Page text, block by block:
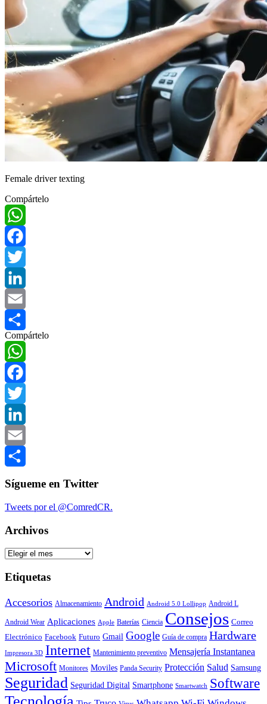
Female driver texting
Compártelo
WhatsApp
Facebook
Twitter
LinkedIn
Email
Compartir
Compártelo
WhatsApp
Facebook
Twitter
LinkedIn
Email
Compartir
Sígueme en Twitter
Tweets por el @ComredCR.
Archivos
Archivos
Etiquetas
Accesorios Almacenamiento Android Android 5.0 Lollipop Android L
Android Wear Aplicaciones Apple Baterías Ciencia Consejos Correo
Electrónico Facebook Futuro Gmail Google Guía de compra Hardware
Impresora 3D Internet Mantenimiento preventivo Mensajería Instantanea
Microsoft Monitores Moviles Panda Security Protección Salud Samsung
Seguridad Seguridad Digital Smartphone Smartwatch Software